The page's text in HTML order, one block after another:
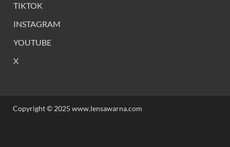
TIKTOK
INSTAGRAM
YOUTUBE
X
Copyright © 2025 www.lensawarna.com